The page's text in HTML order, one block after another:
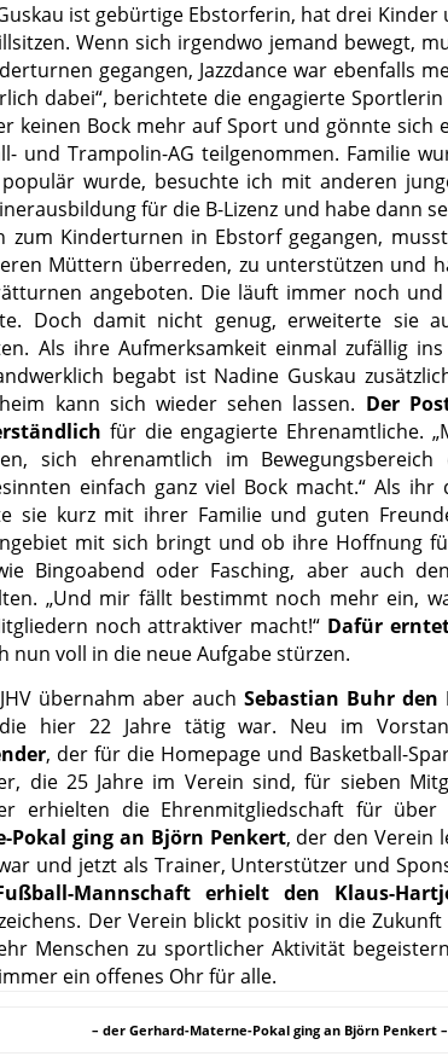
ist gebürtige Ebstorferin, hat drei
Wenn sich irgendwo jemand bewegt,
gegangen, Jazzdance war ebenfalls
dabei“, berichtete die engagierte
keinen Bock mehr auf Sport und gönnte sich
und Trampolin-AG teilgenommen. Familie
wurde, besuchte ich mit anderen
für die B-Lizenz und habe dann
zum Kinderturnen in Ebstorf gegangen,
Müttern überreden, zu unterstützen und
angeboten. Die läuft immer noch
Doch damit nicht genug, erweiterte sie
Als ihre Aufmerksamkeit einmal zufällig
begabt ist Nadine Guskau
kann sich wieder sehen lassen. Der
für die engagierte Ehrenamtliche.
sich ehrenamtlich im
einfach ganz viel Bock macht.“ Als
sie kurz mit ihrer Familie und guten
mit sich bringt und ob ihre Hoffnung
Bingoabend oder Fasching, aber auch
„Und mir fällt bestimmt noch mehr ein,
noch attraktiver macht!“ Dafür
nun voll in die neue Aufgabe stürzen.
übernahm aber auchSebastian Buhr den
hier 22 Jahre tätig war. Neu im
, der für die Homepage und Basketball-
die 25 Jahre im Verein sind, für sieben
erhielten die Ehrenmitgliedschaft für über
Pokal ging an Björn Penkert, der den Verein
und jetzt als Trainer, Unterstützer und
Mannschaft erhielt den Klaus-
Der Verein blickt positiv in die
Menschen zu sportlicher Aktivität
ein offenes Ohr für alle.
– der Gerhard-Materne-Pokal ging an Björn Penkert –